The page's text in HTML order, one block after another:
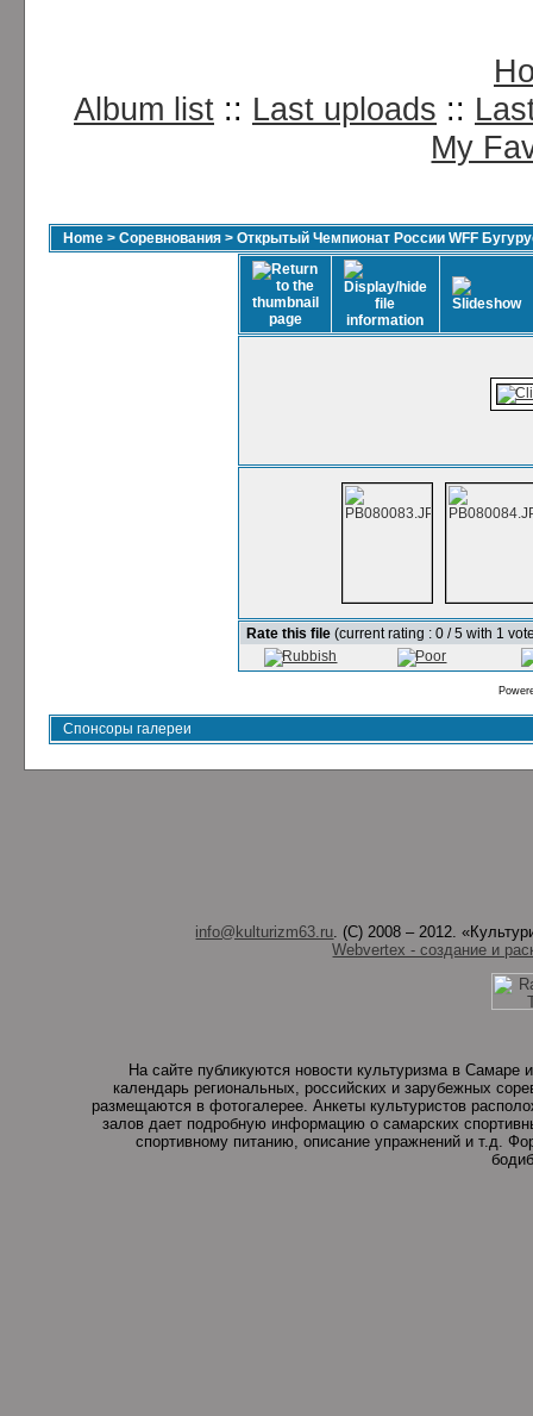
Album list :: Last uploads ::
My
Home > Соревнования > Открытый Чемпионат России WFF
Rate this file (current rating : 0 / 5 with 1
Спонсоры галереи
info@kulturizm63.ru. (C) 2008 – 2012.
Webvertex - создание и
На сайте публикуются новости культуризма в
календарь региональных, российских и зарубежных
размещаются в фотогалерее. Анкеты культуристов
залов дает подробную информацию о самарских
спортивному питанию, описание упражнений и т.д.